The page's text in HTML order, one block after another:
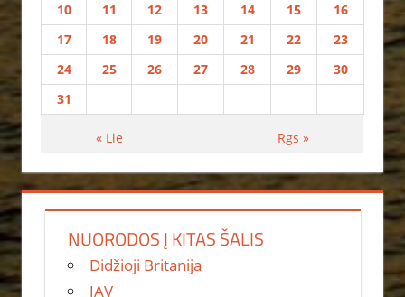
10
11 12 13 14 15
16
17
18 19 20 21 22
23
24
25 26 27 28 29
30
31
« Lie Rgs »
NUORODOS Į KITAS ŠALIS
Didžioji Britanija
JAV